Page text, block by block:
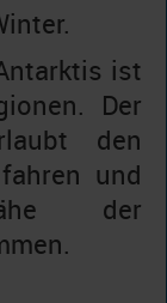
ist
Der
den
und
der